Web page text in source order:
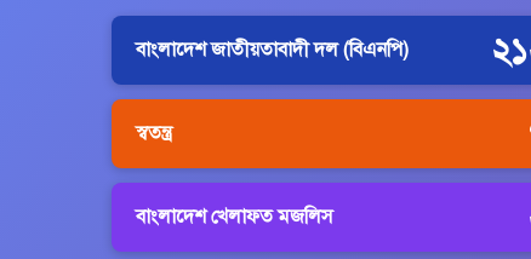
বাংলাদেশ জাতীয়তাবাদী দল (বিএনপি)
স্বতন্ত্র
বাংলাদেশ খেলাফত মজলিস